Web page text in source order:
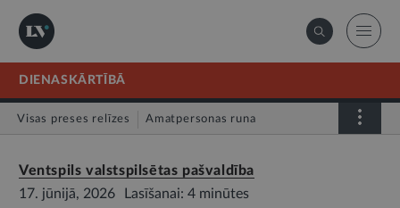
DIENASKĀRTĪBĀ
Visas preses relīzes Amatpersonas runa
Ventspils valstspilsētas pašvaldība
17. jūnijā, 2026
Lasīšanai: 4 minūtes